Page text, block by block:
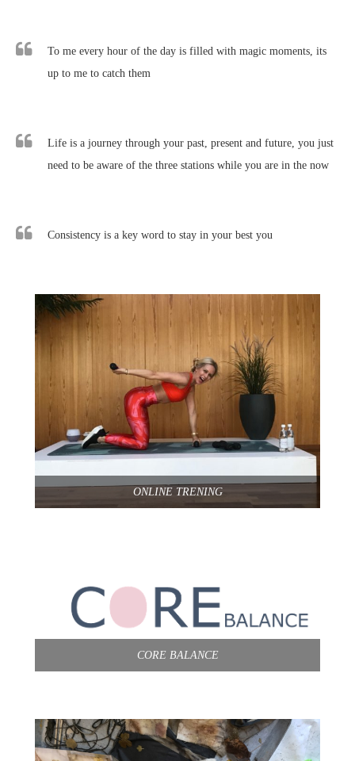
To me every hour of the day is filled with magic moments, its
up to me to catch them
Life is a journey through your past, present and future, you just
need to be aware of the three stations while you are in the now
Consistency is a key word to stay in your best you
ONLINE TRENING
CORE BALANCE